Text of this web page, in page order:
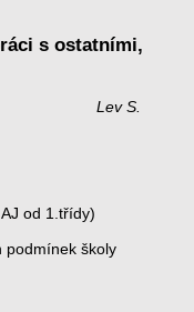
s ostatními,
od 1.třídy)
podmínek školy